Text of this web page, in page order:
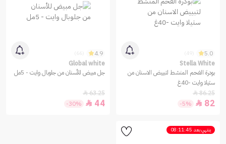
5.0
Stella White
بودرة الفحم المنشط لتبييض الاسنان من
ستيلا وايت -40غ
86.25

82

-5%
4.9
Global white
جل مبيض للأسنان من جلوبال وايت - 5مل
63.25

44

-30%
ينتهي بعد 08:11:45